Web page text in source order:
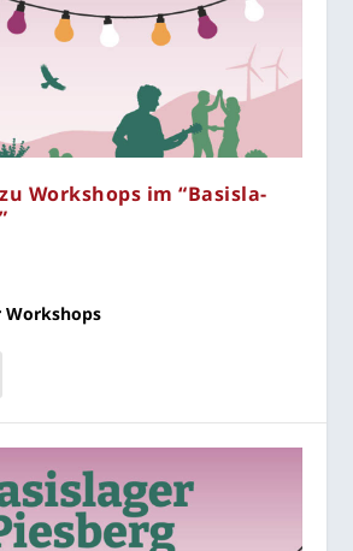
Work­shops im “Basis­la­
Workshops